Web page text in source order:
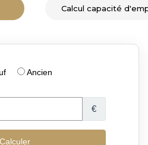
Calcul capacité